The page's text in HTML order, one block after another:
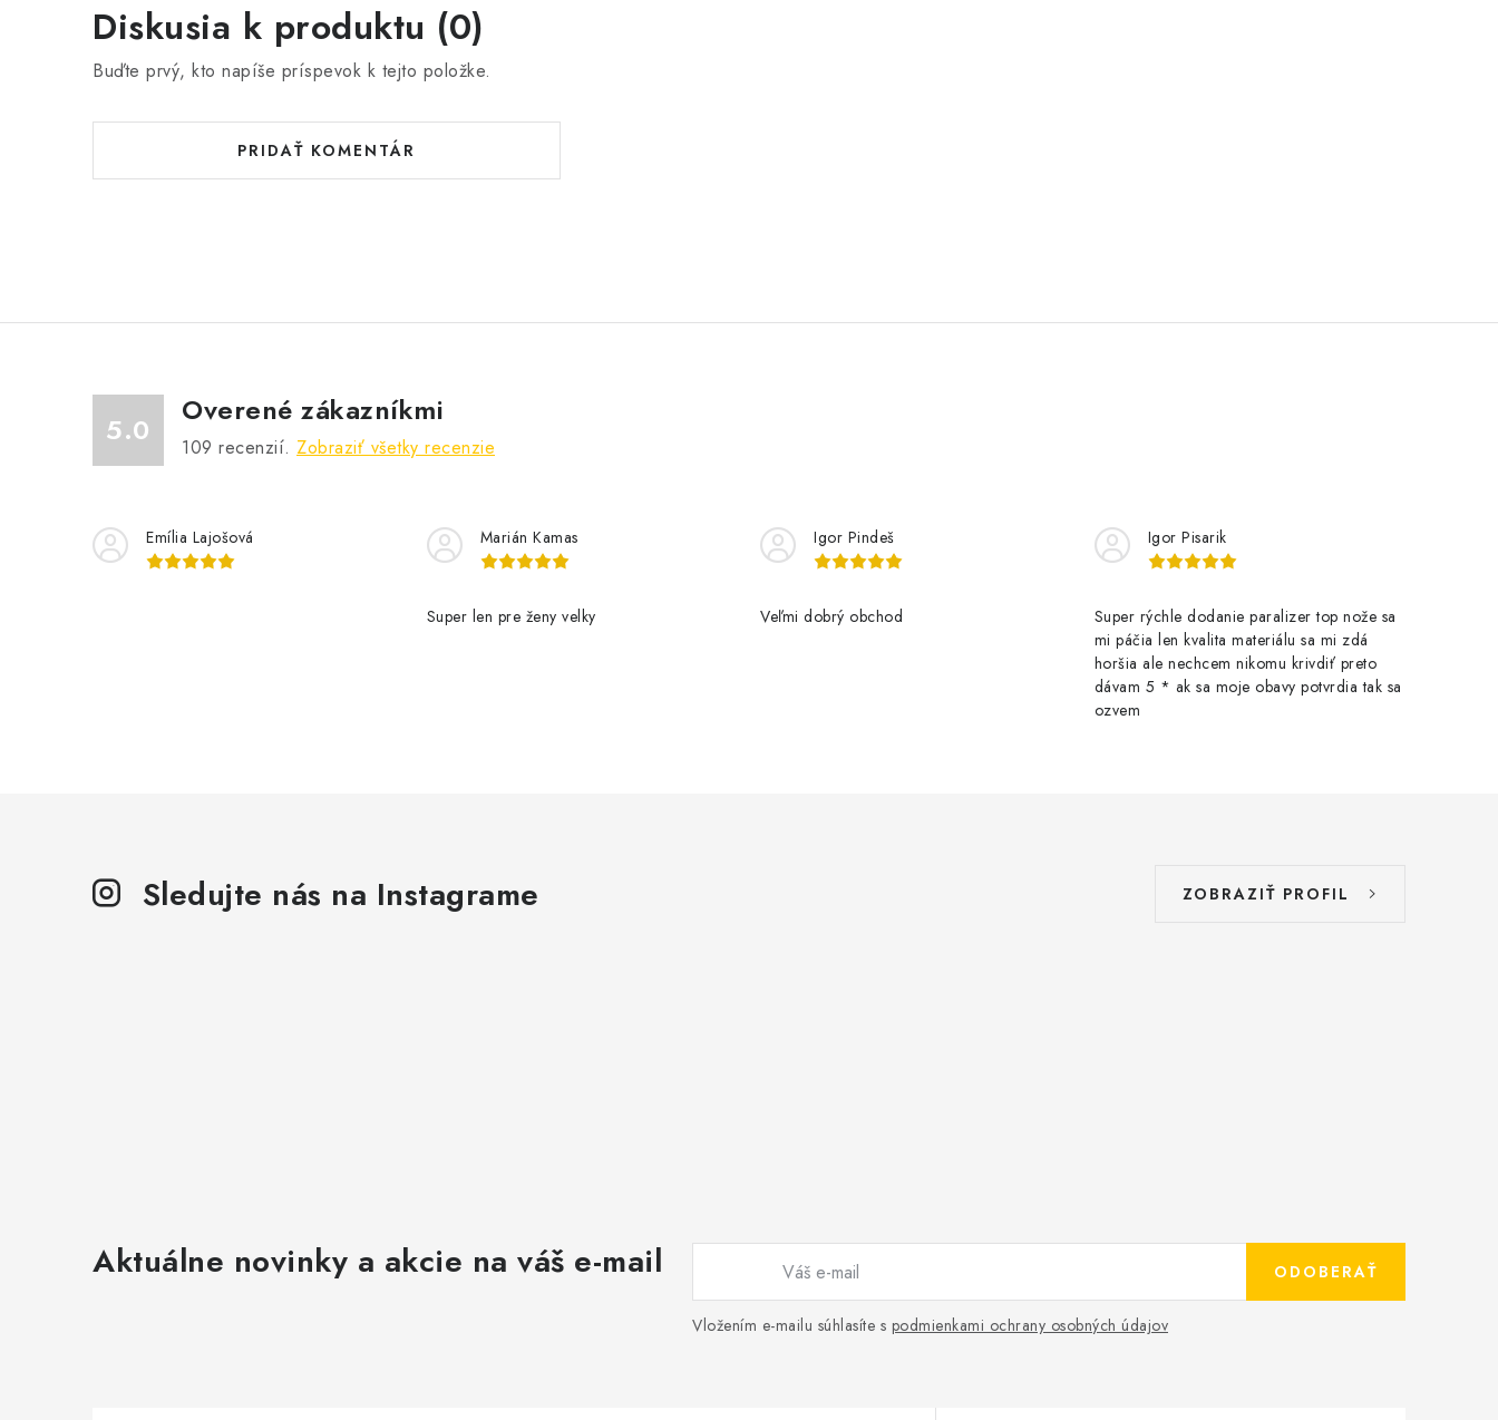
Diskusia k produktu (0)
Buďte prvý, kto napíše príspevok k tejto položke.
PRIDAŤ KOMENTÁR
5.0
Overené zákazníkmi
109 recenzií. Zobraziť všetky recenzie
Emília Lajošová Marián Kamas
Super len pre ženy velky
Igor Pindeš
Veľmi dobrý obchod
Igor Pisarik
Super rýchle dodanie paralizer top nože sa
mi páčia len kvalita materiálu sa mi zdá
horšia ale nechcem nikomu krivdiť preto
dávam 5 * ak sa moje obavy potvrdia tak sa
ozvem
Sledujte nás na Instagrame ZOBRAZIŤ PROFIL
Aktuálne novinky a akcie na váš e-mail
Vložením e-mailu súhlasíte s podmienkami ochrany osobných údajov
ODOBERAŤ